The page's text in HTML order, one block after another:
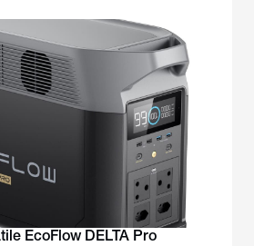
EcoFlow DELTA Pro